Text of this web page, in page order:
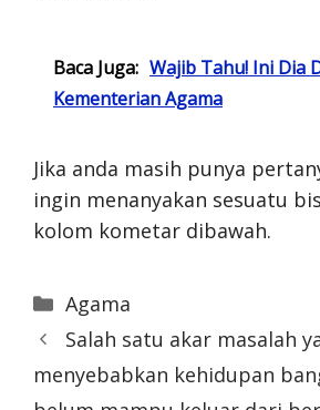
Baca Juga: Wajib Tahu! Ini Dia
Kementerian Agama
Jika anda masih punya
ingin menanyakan sesuatu
kolom kometar dibawah.
Categories
Agama
Salah satu akar masalah
menyebabkan kehidupan